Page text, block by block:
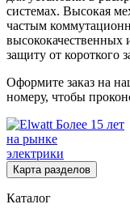
системах. Высокая
частым
высококачественных
защиту от короткого
Оформите заказ на
номеру, чтобы
Более 15 лет
на рынке
электрики
Карта разделов
Каталог